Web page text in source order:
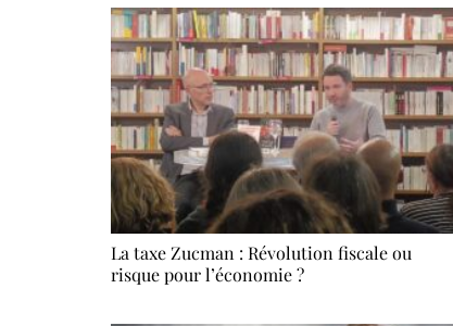
La taxe Zucman : Révolution fiscale ou
risque pour l’économie ?